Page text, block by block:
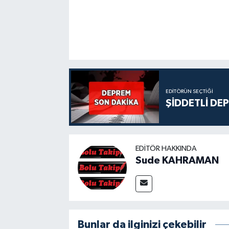
EDITÖRÜN SEÇTIĞI
ŞİDDETLİ
EDITÖR HAKKINDA
Sude KAHRAMAN
Bunlar da ilginizi çekebilir